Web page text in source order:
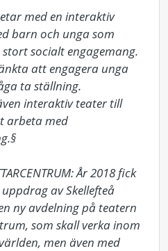
barn och unga som
socialt engagemang.
att engagera unga
ta ställning.
interaktiv teater till
arbeta med
av Skellefteå
ny avdelning på teatern
som skall verka inom
men även med